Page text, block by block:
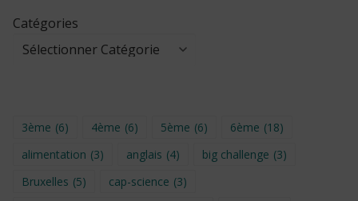
Catégories
3ème (6) 4ème (6) 5ème (6) 6ème (18)
alimentation (3) anglais (4) big challenge (3)
Bruxelles (5) cap-science (3)